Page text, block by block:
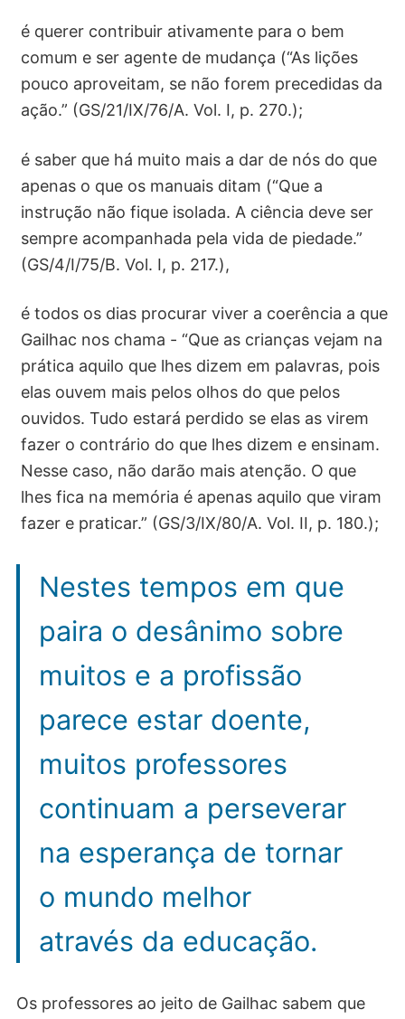
é querer contribuir ativamente para o bem
comum e ser agente de mudança (“As lições
pouco aproveitam, se não forem precedidas da
ação.” (GS/21/IX/76/A. Vol. I, p. 270.);
é saber que há muito mais a dar de nós do que
apenas o que os manuais ditam (“Que a
instrução não fique isolada. A ciência deve ser
sempre acompanhada pela vida de piedade.”
(GS/4/I/75/B. Vol. I, p. 217.),
é todos os dias procurar viver a coerência a que
Gailhac nos chama - “Que as crianças vejam na
prática aquilo que lhes dizem em palavras, pois
elas ouvem mais pelos olhos do que pelos
ouvidos. Tudo estará perdido se elas as virem
fazer o contrário do que lhes dizem e ensinam.
Nesse caso, não darão mais atenção. O que
lhes fica na memória é apenas aquilo que viram
fazer e praticar.” (GS/3/IX/80/A. Vol. II, p. 180.);
Nestes tempos em que
paira o desânimo sobre
muitos e a profissão
parece estar doente,
muitos professores
continuam a perseverar
na esperança de tornar
o mundo melhor
através da educação.
Os professores ao jeito de Gailhac sabem que